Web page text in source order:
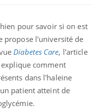
pour savoir si on est
propose l'université de
Diabetes Care, l'article
comment
dans l'haleine
patient atteint de